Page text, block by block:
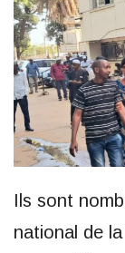
Ils sont
national de